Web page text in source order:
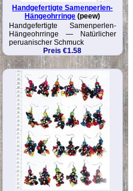
Handgefertigte Samenperlen-
Hängeohrringe (peew)
Handgefertigte Samenperlen-
Hängeohrringe — Natürlicher
peruanischer Schmuck
Preis €1.58